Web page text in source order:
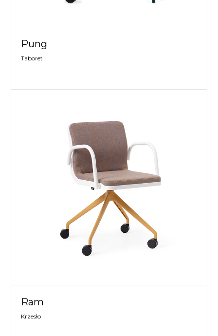
Pung
Taboret
Ram
Krzesło